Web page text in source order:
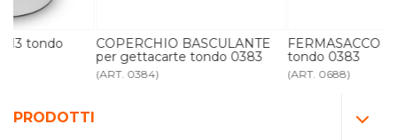
PRODOTTI
COPERCHIO BASCULANTE
per gettacarte tondo 0383
FERMASACCO per gettacarte
tondo 0383